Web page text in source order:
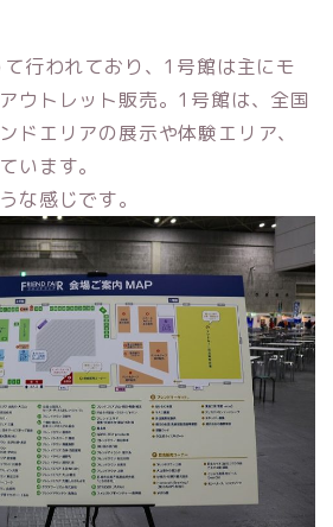
行われており、1号館は主にモ
ウトレット販売。1号館は、全国
ドエリアの展示や体験エリア、
います。
な感じです。